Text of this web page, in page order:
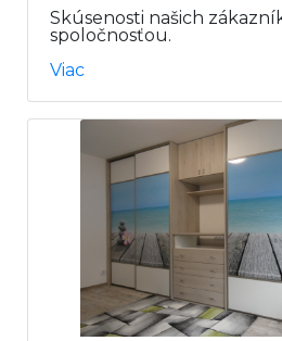
Skúsenosti našich
spoločnosťou.
Viac